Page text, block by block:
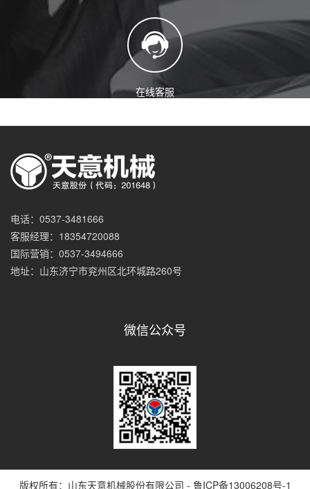
在线客服
电话：0537-3481666
客服经理：18354720088
国际营销：0537-3494666
地址：山东济宁市兖州区北环城路260号
微信公众号
版权所有：山东天意机械股份有限公司 - 鲁ICP备13006208号-1